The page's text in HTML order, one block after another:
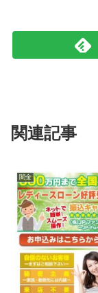
関連記事
闇金